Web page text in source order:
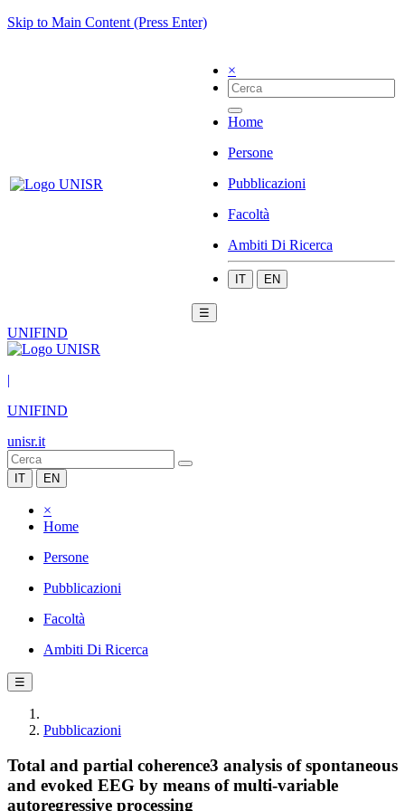
Skip to Main Content (Press Enter)
×
Home
Persone
Pubblicazioni
Facoltà
Ambiti Di Ricerca
IT EN
☰
UNIFIND
|
UNIFIND
unisr.it
IT EN
×
Home
Persone
Pubblicazioni
Facoltà
Ambiti Di Ricerca
☰
Pubblicazioni
Total and partial coherence3 analysis of spontaneous
and evoked EEG by means of multi-variable
autoregressive processing